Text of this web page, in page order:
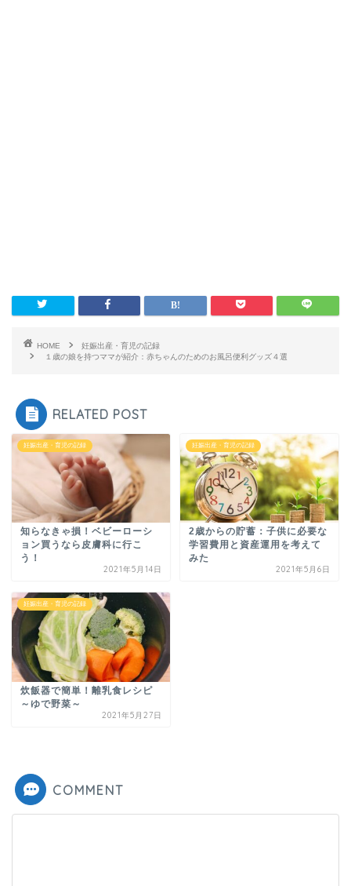
HOME
妊娠出産・育児の記録
１歳の娘を持つママが紹介：赤ちゃんのためのお風呂便利グッズ４選
RELATED POST
妊娠出産・育児の記録
知らなきゃ損！ベビーローシ
ョン買うなら皮膚科に行こ
う！
2021年5月14日
妊娠出産・育児の記録
2歳からの貯蓄：子供に必要な
学習費用と資産運用を考えて
みた
2021年5月6日
妊娠出産・育児の記録
炊飯器で簡単！離乳食レシピ
～ゆで野菜～
2021年5月27日
COMMENT